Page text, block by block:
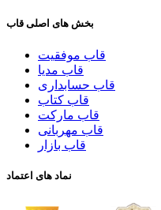
بخش های اصلی قاب
قاب موفقیت
قاب مدیا
قاب حسابداری
قاب کتاب
قاب مارکت
قاب مهربانی
قاب بازار
نماد های اعتماد